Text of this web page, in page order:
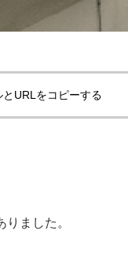
URLをコピーする
ました。